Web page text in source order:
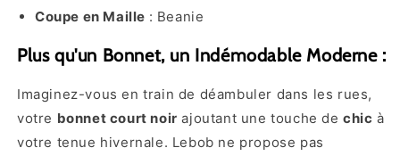
Coupe en Maille : Beanie
Plus qu'un Bonnet, un Indémodable Moderne :
Imaginez-vous en train de déambuler dans les rues,
votre bonnet court noir ajoutant une touche dechic à
votre tenue hivernale. Lebob ne propose pas